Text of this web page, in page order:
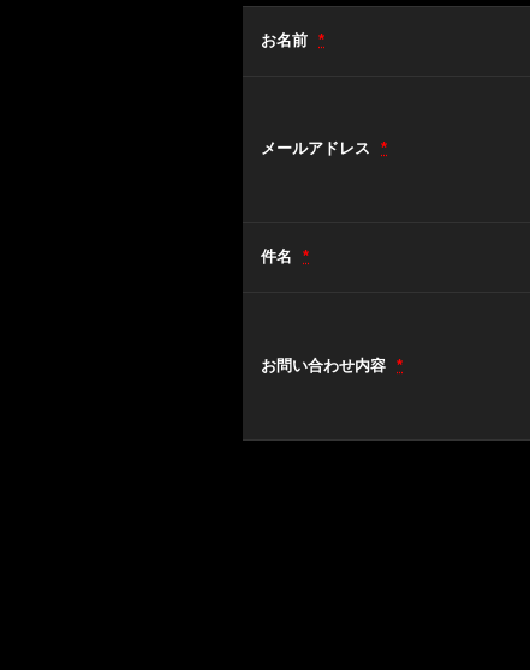
お名前 *
メールアドレス *
件名 *
お問い合わせ内容 *